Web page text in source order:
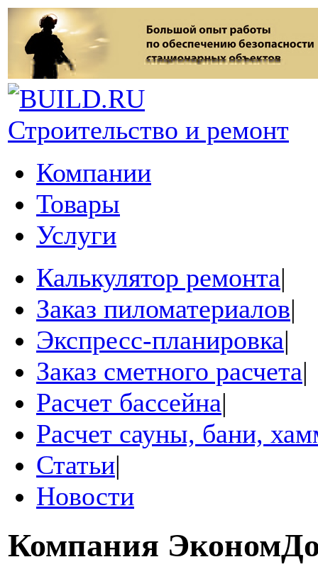
Строительство и ремонт
Компании
Товары
Услуги
Калькулятор ремонта|
Заказ пиломатериалов|
Экспресс-планировка|
Заказ сметного расчета|
Расчет бассейна|
Расчет сауны, бани,
Статьи|
Новости
Компания